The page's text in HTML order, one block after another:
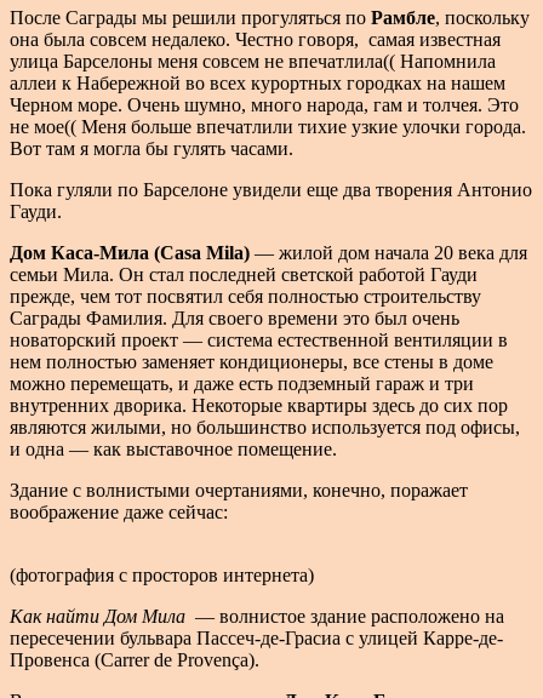
После Саграды мы решили прогуляться по Рамбле, поскольку
она была совсем недалеко. Честно говоря, самая известная
улица Барселоны меня совсем не впечатлила(( Напомнила
аллеи к Набережной во всех курортных городках на нашем
Черном море. Очень шумно, много народа, гам и толчея. Это
не мое(( Меня больше впечатлили тихие узкие улочки города.
Вот там я могла бы гулять часами.
Пока гуляли по Барселоне увидели еще два творения Антонио
Гауди.
Дом Каса-Мила (Casa Mila) — жилой дом начала 20 века для
семьи Мила. Он стал последней светской работой Гауди
прежде, чем тот посвятил себя полностью строительству
Саграды Фамилия. Для своего времени это был очень
новаторский проект — система естественной вентиляции в
нем полностью заменяет кондиционеры, все стены в доме
можно перемещать, и даже есть подземный гараж и три
внутренних дворика. Некоторые квартиры здесь до сих пор
являются жилыми, но большинство используется под офисы,
и одна — как выставочное помещение.
Здание с волнистыми очертаниями, конечно, поражает
воображение даже сейчас:
(фотография с просторов интернета)
Как найти Дом Мила — волнистое здание расположено на
пересечении бульвара Пассеч-де-Грасиа с улицей Карре-де-
Провенса (Carrer de Provença).